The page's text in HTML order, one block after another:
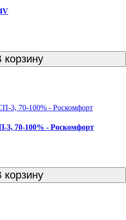
корзину
3, 70-100% - Роскомфорт
корзину